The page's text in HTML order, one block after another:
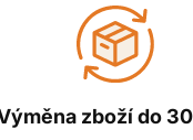
zboží do